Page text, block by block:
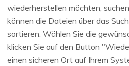
wiederherstellen möchten,
können die Dateien über das
sortieren. Wählen Sie die
klicken Sie auf den Button
einen sicheren Ort auf Ihrem